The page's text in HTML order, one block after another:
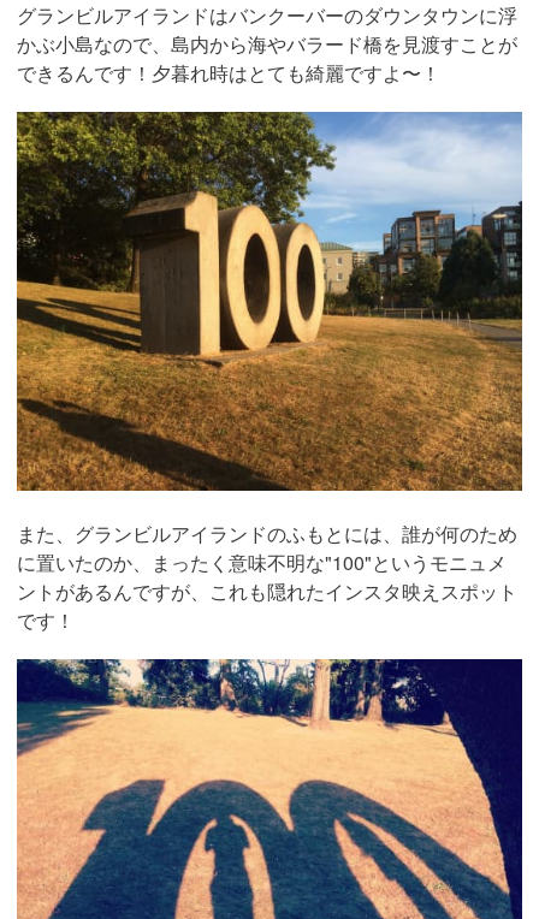
グランビルアイランドはバンクーバーのダウンタウンに浮
かぶ小島なので、島内から海やバラード橋を見渡すことが
できるんです！夕暮れ時はとても綺麗ですよ〜！
また、グランビルアイランドのふもとには、誰が何のため
に置いたのか、まったく意味不明な"100"というモニュメ
ントがあるんですが、これも隠れたインスタ映えスポット
です！